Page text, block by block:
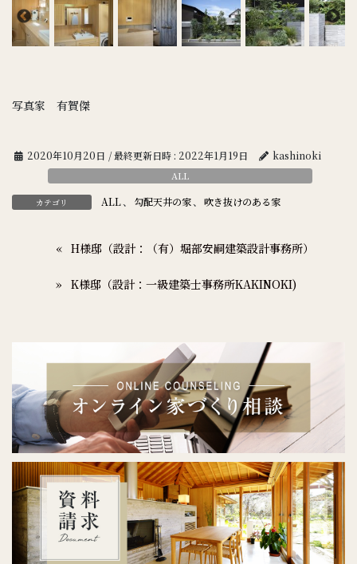
写真家 有賀傑
2020年10月20日 / 最終更新日時 : 2022年1月19日 kashinoki
ALL
カテゴリ ALL、 勾配天井の家、 吹き抜けのある家
H様邸（設計：（有）堀部安嗣建築設計事務所）
K様邸（設計：一級建築士事務所KAKINOKI)